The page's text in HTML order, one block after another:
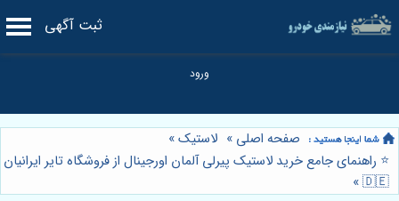
ثبت آگهی
صفحه اصلی » لاستیک»
⭐️ راهنمای جامع خرید لاستیک پیرلی آلمان اورجینال از فروشگاه تایر ایرانیان
🇩🇪
»